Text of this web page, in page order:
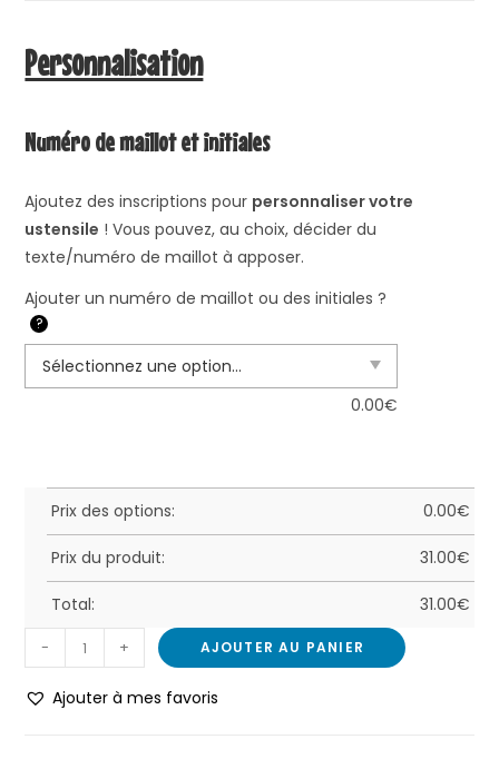
Personnalisation
Numéro de maillot et initiales
Ajoutez des inscriptions pour personnaliser votre
ustensile ! Vous pouvez, au choix, décider du
texte/numéro de maillot à apposer.
Ajouter un numéro de maillot ou des initiales ?
?
0.00€
Prix des options: 0.00€
Prix du produit: 31.00€
Total: 31.00€
- + AJOUTER AU PANIER
Ajouter à mes favoris